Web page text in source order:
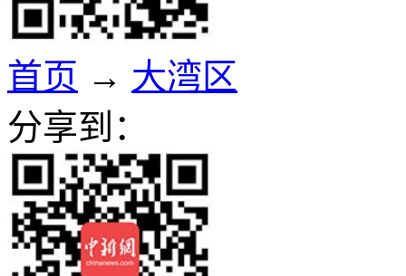
首页 → 大湾区
分享到：